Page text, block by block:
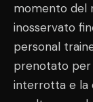
momento del
inosservato
personal
prenotato per
interrotta e la